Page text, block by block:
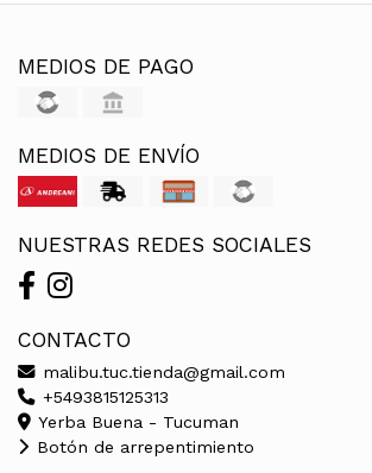
MEDIOS DE PAGO
MEDIOS DE ENVÍO
NUESTRAS REDES SOCIALES
CONTACTO
malibu.tuc.tienda@gmail.com
+5493815125313
Yerba Buena - Tucuman
Botón de arrepentimiento